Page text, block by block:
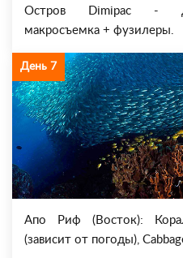
Остров Dimipac -
макросъемка + фузилеры.
День 7
Апо Риф (Восток):
(зависит от погоды),